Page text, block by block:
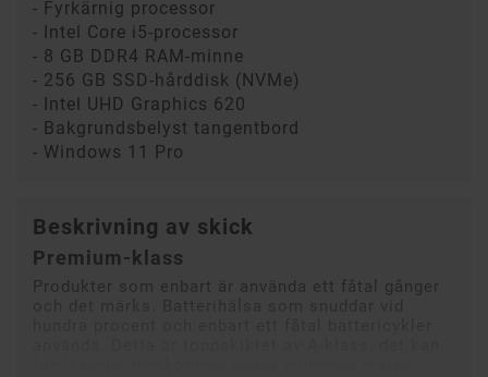
- Fyrkärnig processor
- Intel Core i5-processor
- 8 GB DDR4 RAM-minne
- 256 GB SSD-hårddisk (NVMe)
- Intel UHD Graphics 620
- Bakgrundsbelyst tangentbord
- Windows 11 Pro
Beskrivning av skick
Premium-klass
Produkter som enbart är använda ett fåtal gånger